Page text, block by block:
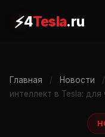
⚡4Tesla.ru
Главная / Новости /
интеллект в Tesla: